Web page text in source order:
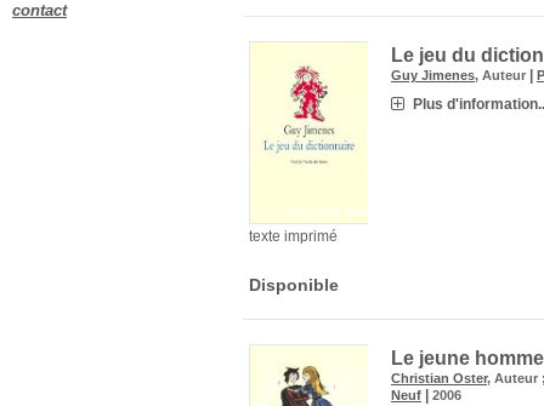
texte imprimé
Le jeu du
Guy Jimenes, Auteur |
Plus
Disponible
Le jeune
Christian Oster, Auteur
Neuf |2006
contact